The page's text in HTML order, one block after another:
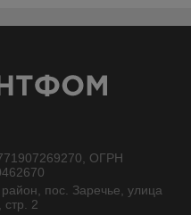
ОГРН
пос. Заречье, улица
стр. 2